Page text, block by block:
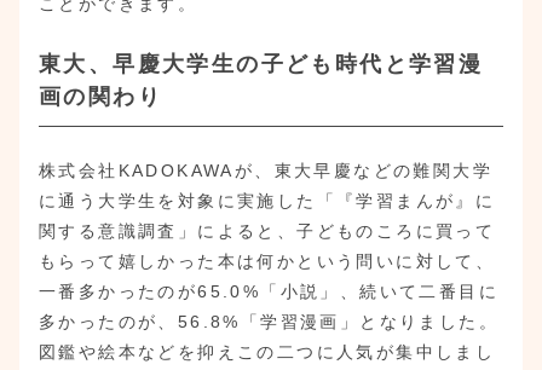
東大、早慶大学生の子ども時代と学習漫
画の関わり
株式会社KADOKAWAが、東大早慶などの難関大学
に通う大学生を対象に実施した「『学習まんが』に
関する意識調査」によると、子どものころに買って
もらって嬉しかった本は何かという問いに対して、
一番多かったのが65.0%「小説」、続いて二番目に
多かったのが、56.8%「学習漫画」となりました。
図鑑や絵本などを抑えこの二つに人気が集中しまし